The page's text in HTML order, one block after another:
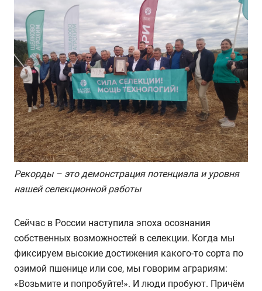
Рекорды – это демонстрация потенциала и уровня
нашей селекционной работы
Сейчас в России наступила эпоха осознания
собственных возможностей в селекции. Когда мы
фиксируем высокие достижения какого-то сорта по
озимой пшенице или сое, мы говорим аграриям:
«Возьмите и попробуйте!». И люди пробуют. Причём